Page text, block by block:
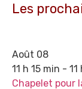
Les
Août 08
11 h 15 min -
Chapelet pour